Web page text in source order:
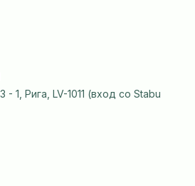
1, Рига, LV-1011 (вход со Stabu